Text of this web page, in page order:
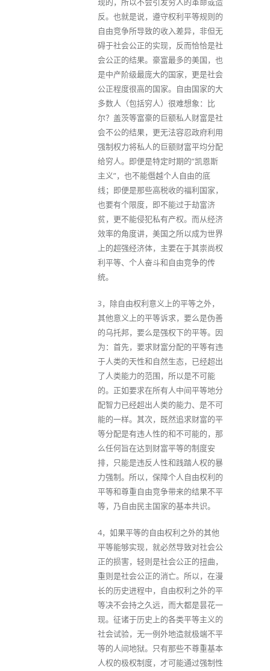
反。也就是说，遵守权利平等规则的
自由竞争所导致的收入差异，非但无
碍于社会公正的实现，反而恰恰是社
会公正的结果。豪富最多的美国，也
是中产阶级最庞大的国家，更是社会
公正程度很高的国家。自由国家的大
多数人（包括穷人）很难想象：比
尔？盖茨等富豪的巨额私人财富是社
会不公的结果，更无法容忍政府利用
强制权力将私人的巨额财富平均分配
给穷人。即便是特定时期的“凯恩斯
主义”，也不能僭越个人自由的底
线；即便是那些高税收的福利国家，
也要有个限度，即不能过于劫富济
贫，更不能侵犯私有产权。而从经济
效率的角度讲，美国之所以成为世界
上的超强经济体，主要在于其崇尚权
利平等、个人奋斗和自由竞争的传
统。
3，除自由权利意义上的平等之外，
其他意义上的平等诉求，要么是伪善
的乌托邦，要么是强权下的平等。因
为：首先，要求财富分配的平等有违
于人类的天性和自然生态，已经超出
了人类能力的范围，所以是不可能
的。正如要求在所有人中间平等地分
配智力已经超出人类的能力、是不可
能的一样。其次，既然追求财富的平
等分配是有违人性的和不可能的，那
么任何旨在达到财富平等的制度安
排，只能是违反人性和践踏人权的暴
力强制。所以，保障个人自由权利的
平等和尊重自由竞争带来的结果不平
等，乃自由民主国家的基本共识。
4，如果平等的自由权利之外的其他
平等能够实现，就必然导致对社会公
正的损害，轻则是社会公正的扭曲，
重则是社会公正的消亡。所以，在漫
长的历史进程中，自由权利之外的平
等决不会持之久远，而大都是昙花一
现。征诸于历史上的各类平等主义的
社会试验，无一例外地造就极端不平
等的人间地狱。只有那些不尊重基本
人权的极权制度，才可能通过强制性